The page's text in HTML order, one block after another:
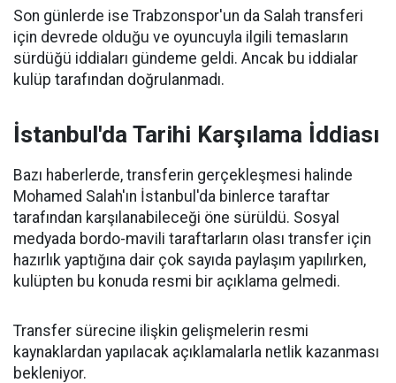
Son günlerde ise Trabzonspor'un da Salah transferi
için devrede olduğu ve oyuncuyla ilgili temasların
sürdüğü iddiaları gündeme geldi. Ancak bu iddialar
kulüp tarafından doğrulanmadı.
İstanbul'da Tarihi Karşılama İddiası
Bazı haberlerde, transferin gerçekleşmesi halinde
Mohamed Salah'ın İstanbul'da binlerce taraftar
tarafından karşılanabileceği öne sürüldü. Sosyal
medyada bordo-mavili taraftarların olası transfer için
hazırlık yaptığına dair çok sayıda paylaşım yapılırken,
kulüpten bu konuda resmi bir açıklama gelmedi.
Transfer sürecine ilişkin gelişmelerin resmi
kaynaklardan yapılacak açıklamalarla netlik kazanması
bekleniyor.